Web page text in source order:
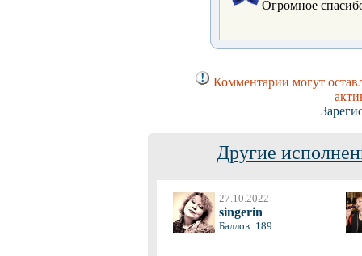
Огромное
Комментарии могут
Другие
27.10.2022
singerin
Баллов: 189